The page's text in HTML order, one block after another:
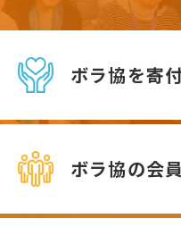
ボラ協を寄
ボラ協の会